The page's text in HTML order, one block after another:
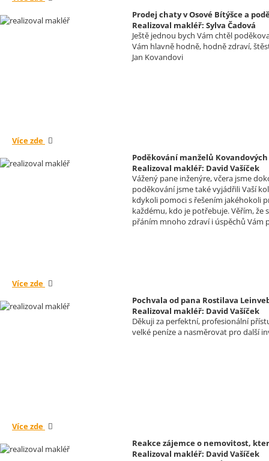
Prodej chaty v Osové Bítýšce a
Realizoval makléř: Sylva Čadová
Ještě jednou bych Vám chtěl
Vám hlavně hodně, hodně zdraví,
Jan Kovandovi
Více zde
Poděkování manželů
Realizoval makléř: David Vašíček
Vážený pane inženýre, včera jsme
poděkování jsme také vyjádřili Vaší
kdykoli pomoci s řešením jakéhokoli
každému, kdo je potřebuje. Věřím,
přáním mnoho zdraví i úspěchů Vám
Více zde
Pochvala od pana Rostilava
Realizoval makléř: David Vašíček
Děkuji za perfektní, profesionální
velké peníze a nasměrovat pro další
Více zde
Reakce zájemce o nemovitost,
Realizoval makléř: David Vašíček